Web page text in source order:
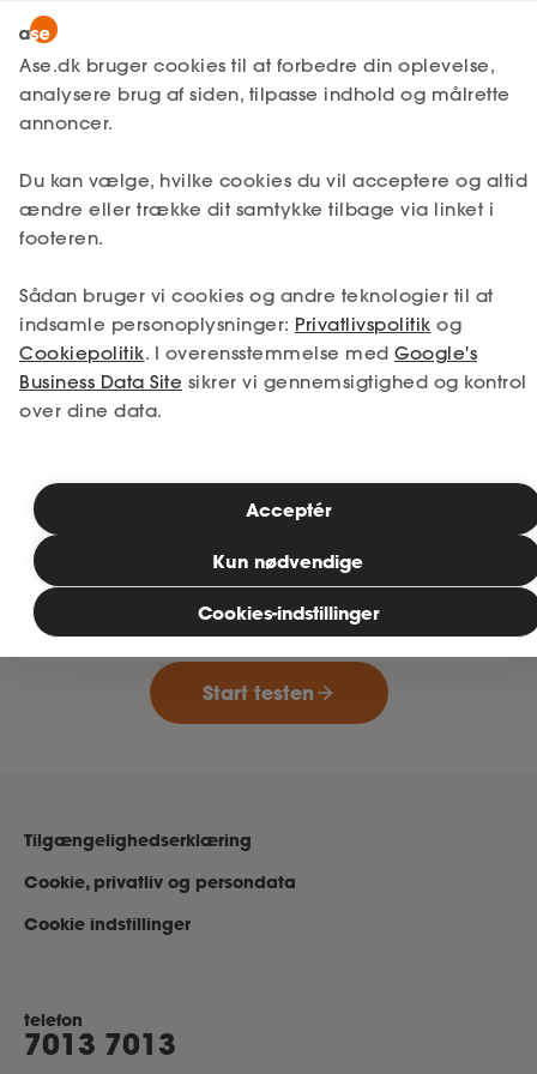
Ase Selvstændig
Lønmodtager
Selvstændig
Studerende
Inspiration
Løn
Kontrakttjek
Meld dig ind
MitAse
Ase Selvstændig
Hvordan går det egentlig med din balance? Brug et
øjeblik på at reflektere over din arbejdssituation. Det
tager kun et par minutter.
tilpasset dig
Baseret på dine svar får du personlige anbefalinger
Start testen
Tilgængelighedserklæring
Cookie, privatliv og persondata
Cookie indstillinger
telefon
7013 7013
Ase.dk bruger cookies til at forbedre din oplevelse,
analysere brug af siden, tilpasse indhold og målrette
annoncer.
Du kan vælge, hvilke cookies du vil acceptere og altid
ændre eller trække dit samtykke tilbage via linket i
footeren.
Sådan bruger vi cookies og andre teknologier til at
indsamle personoplysninger: Privatlivspolitik og
Cookiepolitik. I overensstemmelse med Google's
Business Data Site sikrer vi gennemsigtighed og kontrol
over dine data.
Cookies-indstillinger
Kun nødvendige
Acceptér